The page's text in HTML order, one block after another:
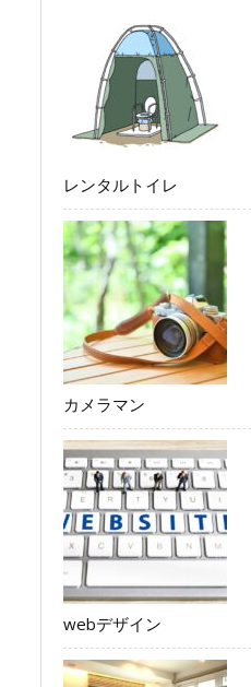
レンタルトイレ
カメラマン
webデザイン